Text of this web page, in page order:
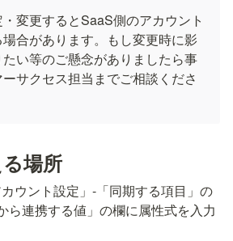
変更するとSaaS側のアカウント
合があります。もし変更時に影
い等のご懸念がありましたら事
サクセス担当までご相談くださ
場所
ウント設定」-「同期する項目」の
ら連携する値」の欄に属性式を入力